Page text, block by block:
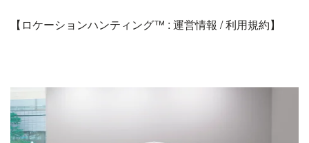
【ロケーションハンティング™️ : 運営情報 / 利用規約】